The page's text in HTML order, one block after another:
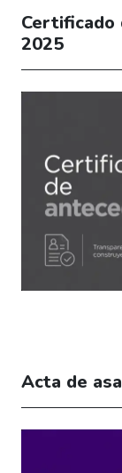
Certificado
2025
Acta de